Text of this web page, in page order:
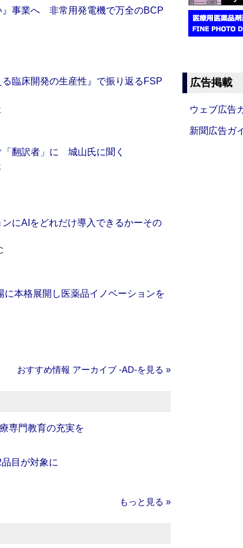
』事業へ 非常用発電機で万全のBCP
臨床開発の生産性』で振り返るFSP
「翻訳者」に 城山氏に聞く
にAIをどれだけ導入できるかーその
本格展開し医薬品イノベーションを
おすすめ情報 アーカイブ ‐AD‐を見る »
専門教育の充実を
目が対象に
もっと見る »
広告掲載
ウェブ広告
新聞広告ガ